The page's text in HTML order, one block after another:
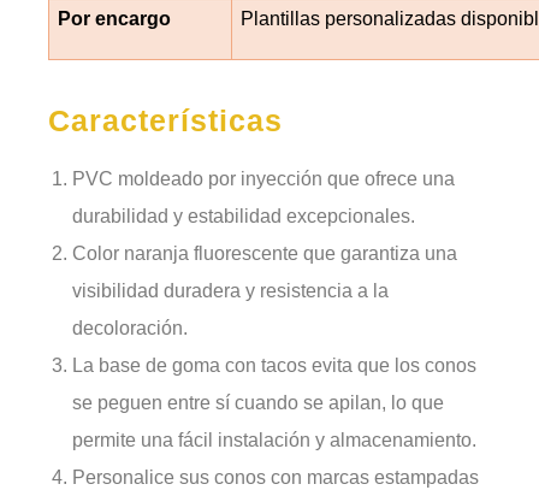
Por encargo Plantillas personalizadas
Características
PVC moldeado por inyección que ofrece una
durabilidad y estabilidad excepcionales.
Color naranja fluorescente que garantiza una
visibilidad duradera y resistencia a la
decoloración.
La base de goma con tacos evita que los conos
se peguen entre sí cuando se apilan, lo que
permite una fácil instalación y almacenamiento.
Personalice sus conos con marcas estampadas